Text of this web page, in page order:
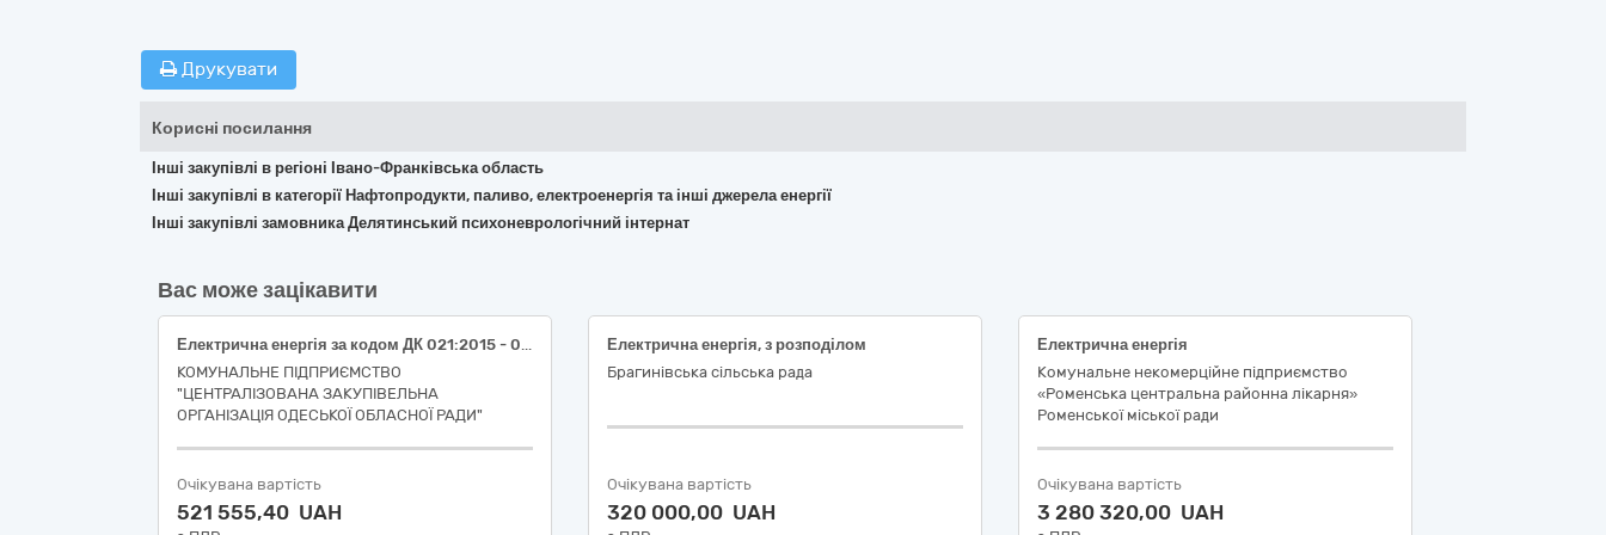
Друкувати
Корисні посилання
Інші закупівлі в регіоні Івано-Франківська область
Інші закупівлі в категорії Нафтопродукти, паливо, електроенергія та інші джерела енергії
Інші закупівлі замовника Делятинський психоневрологічний інтернат
Вас може зацікавити
Електрична енергія за кодом ДК 021:2015 - 09310000-5 – «Електрична енергія»
КОМУНАЛЬНЕ ПІДПРИЄМСТВО
"ЦЕНТРАЛІЗОВАНА ЗАКУПІВЕЛЬНА
ОРГАНІЗАЦІЯ ОДЕСЬКОЇ ОБЛАСНОЇ РАДИ"
Очікувана вартість
521 555,40 UAH
Електрична енергія, з розподілом
Брагинівська сільська рада
Очікувана вартість
320 000,00 UAH
Електрична енергія
Комунальне некомерційне підприємство
«Роменська центральна районна лікарня»
Роменської міської ради
Очікувана вартість
3 280 320,00 UAH